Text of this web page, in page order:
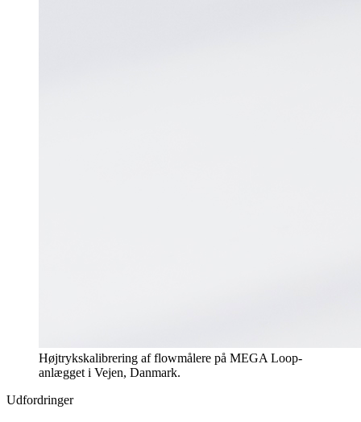
Højtrykskalibrering af flowmålere på MEGA Loop-
anlægget i Vejen, Danmark.
Udfordringer